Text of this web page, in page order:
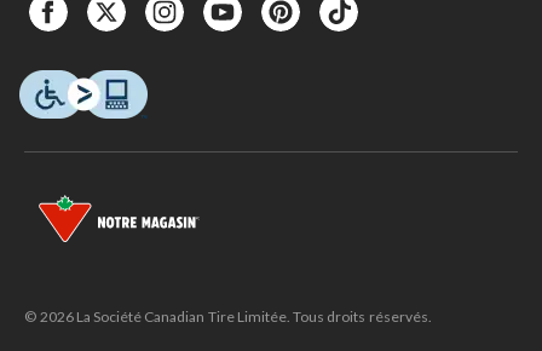
© 2026 La Société Canadian Tire Limitée. Tous droits réservés.